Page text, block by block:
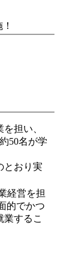
担い、
50名が学
とおり実
経営を担
的でかつ
するこ